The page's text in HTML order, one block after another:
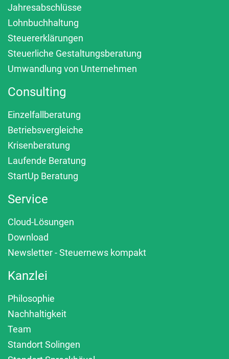
Jahresabschlüsse
Lohnbuchhaltung
Steuererklärungen
Steuerliche Gestaltungsberatung
Umwandlung von Unternehmen
Consulting
Einzelfallberatung
Betriebsvergleiche
Krisenberatung
Laufende Beratung
StartUp Beratung
Service
Cloud-Lösungen
Download
Newsletter - Steuernews kompakt
Kanzlei
Philosophie
Nachhaltigkeit
Team
Standort Solingen